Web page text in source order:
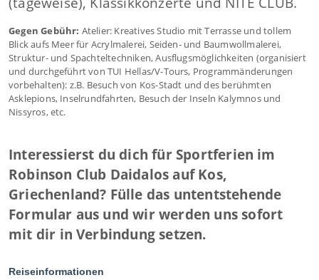
Gegen Gebühr: Atelier: Kreatives Studio mit Terrasse und tollem
Blick aufs Meer für Acrylmalerei, Seiden- und Baumwollmalerei,
Struktur- und Spachteltechniken, Ausflugsmöglichkeiten (organisiert
und durchgeführt von TUI Hellas/V-Tours, Programmänderungen
vorbehalten): z.B. Besuch von Kos-Stadt und des berühmten
Asklepions, Inselrundfahrten, Besuch der Inseln Kalymnos und
Nissyros, etc.
Interessierst du dich für Sportferien im
Robinson Club Daidalos auf Kos,
Griechenland? Fülle das untentstehende
Formular aus und wir werden uns sofort
mit dir in Verbindung setzen.